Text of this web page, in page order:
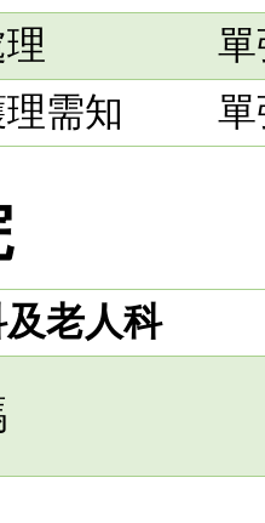
需知
老人科